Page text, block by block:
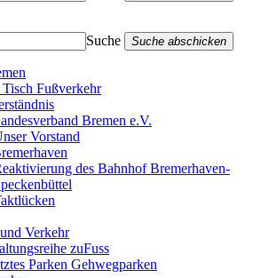
Suche
Suche abschicken
Fußverkehr
Bremen e.V.
Vorstand
des Bahnhof Bremerhaven-
Verkehr
zuFuss
Parken Gehwegparken